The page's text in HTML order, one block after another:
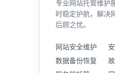
专业网站托管维护
时稳定护航，解决
后顾之忧。
网站安全维护
数据备份恢复